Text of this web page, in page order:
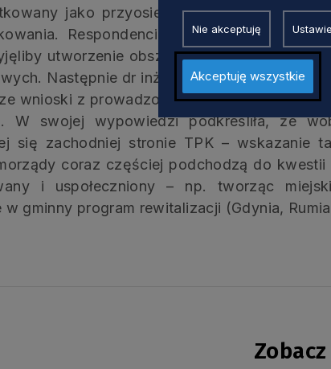
jako przyosiedlowy teren
Respondenci w byli generalnie
utworzenie obszarów zielni o
Następnie dr inż. arch. Anna
wnioski z prowadzonej przez biuro
W swojej wypowiedzi podkreśliła, że
się zachodniej stronie TPK – wskazanie
coraz częściej podchodzą do
i uspołeczniony – np. tworząc
w gminny program rewitalizacji (Gdynia,
Nie akceptuję
Akceptuję wszystkie